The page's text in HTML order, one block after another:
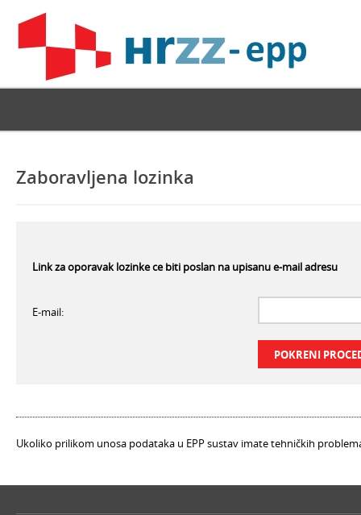
Zaboravljena lozinka
Link za oporavak lozinke ce biti poslan na upisanu e-mail adresu
E-mail:
Ukoliko prilikom unosa podataka u EPP sustav imate tehničkih